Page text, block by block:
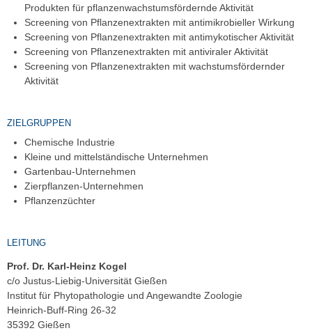
Produkten für pflanzenwachstumsfördernde Aktivität
Screening von Pflanzenextrakten mit antimikrobieller Wirkung
Screening von Pflanzenextrakten mit antimykotischer Aktivität
Screening von Pflanzenextrakten mit antiviraler Aktivität
Screening von Pflanzenextrakten mit wachstumsfördernder
Aktivität
ZIELGRUPPEN
Chemische Industrie
Kleine und mittelständische Unternehmen
Gartenbau-Unternehmen
Zierpflanzen-Unternehmen
Pflanzenzüchter
LEITUNG
Prof. Dr. Karl-Heinz Kogel
c/o Justus-Liebig-Universität Gießen
Institut für Phytopathologie und Angewandte Zoologie
Heinrich-Buff-Ring 26-32
35392 Gießen